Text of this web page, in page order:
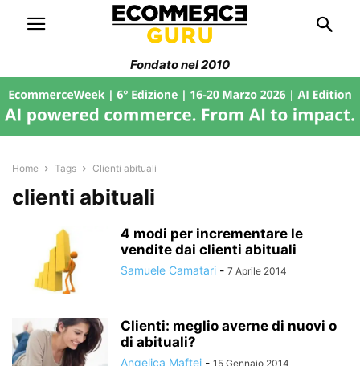
Fondato nel 2010
Home Tags Clienti abituali
clienti abituali
4 modi per incrementare le
vendite dai clienti abituali
Samuele Camatari - 7 Aprile 2014
Clienti: meglio averne di nuovi o
di abituali?
Angelica Maftei - 15 Gennaio 2014